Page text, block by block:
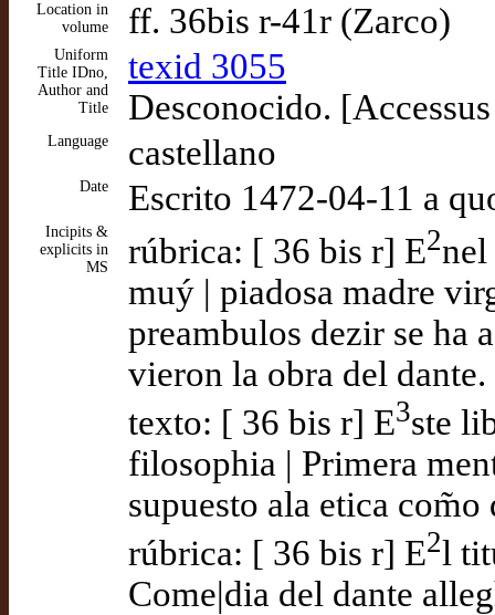
Location in
volume
ff. 36bis r-41r (Zarco)
Uniform
Title IDno,
Author and
Title
texid 3055
Desconocido.
Language castellano
Date Escrito 1472-04-11 a
Incipits &
explicits in
MS
rúbrica: [ 36 bis r] E2nel
muý | piadosa madre
preambulos dezir se ha
vieron la obra del
texto: [ 36 bis r] E3ste
filosophia | Primera
supuesto ala etica com̃o
rúbrica: [ 36 bis r] E2l
Come|dia del dante